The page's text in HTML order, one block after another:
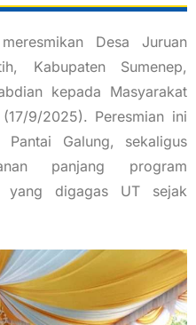
Desa Juruan
Kabupaten Sumenep,
kepada Masyarakat
9/2025). Peresmian ini
Galung, sekaligus
panjang program
yang digagas UT sejak